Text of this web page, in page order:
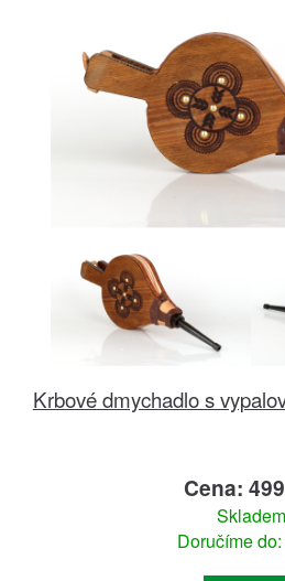
Krbové dmychadlo s
Cena:
Skladem
Doručíme